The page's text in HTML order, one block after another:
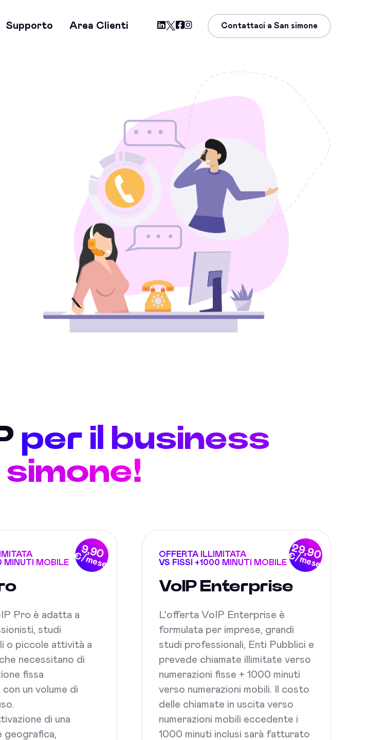
Supporto Area Clienti Contattaci a San simone
per il business
simone!
9,90
€/mese
MINUTI MOBILE
Pro è adatta a
studi
o piccole attività a
necessitano di
fissa
un volume di
di una
geografica,
29,90
€/mese
OFFERTA ILLIMITATA
VS FISSI +1000 MINUTI MOBILE
VoIP Enterprise
L'offerta VoIP Enterprise è
formulata per imprese, grandi
studi professionali, Enti Pubblici e
prevede chiamate illimitate verso
numerazioni fisse + 1000 minuti
verso numerazioni mobili. Il costo
delle chiamate in uscita verso
numerazioni mobili eccedente i
1000 minuti inclusi sarà fatturato